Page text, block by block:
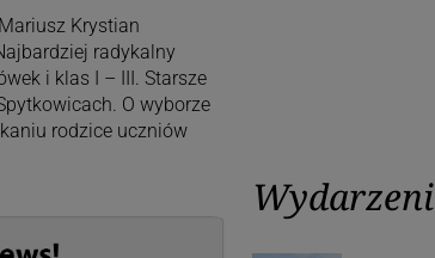
Krystian
radykalny
i klas I – III. Starsze
O wyborze
rodzice uczniów